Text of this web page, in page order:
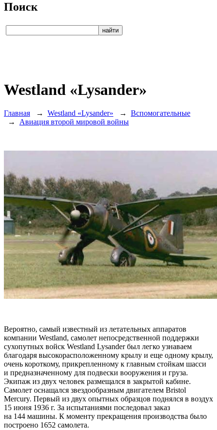
Поиск
Westland «Lysander»
Главная → Westland «Lysander» → Вспомогательные
→ Авиация второй мировой войны
Вероятно, самый известный из летательных аппаратов
компании Westland, самолет непосредственной поддержки
сухопутных войск Westland Lysander был легко узнаваем
благодаря высокорасположенному крылу и еще одному крылу,
очень короткому, прикрепленному к главным стойкам шасси
и предназначенному для подвески вооружения и груза.
Экипаж из двух человек размещался в закрытой кабине.
Самолет оснащался звездообразным двигателем Bristol
Mercury. Первый из двух опытных образцов поднялся в воздух
15 июня 1936 г. За испытаниями последовал заказ
на 144 машины. К моменту прекращения производства было
построено 1652 самолета.